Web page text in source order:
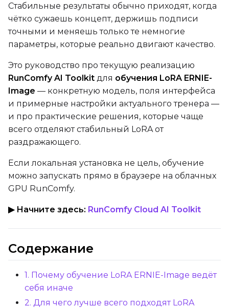
BF16
Save Every
TRAINING
Gradient Accumulation
Steps
AdamW8Bit
Стабильные результаты обычно приходят, когда
чётко сужаешь концепт, держишь подписи
точными и меняешь только те немногие
параметры, которые реально двигают качество.
Это руководство про текущую реализацию
RunComfy AI Toolkit для обучения LoRA ERNIE-
Image — конкретную модель, поля интерфейса
и примерные настройки актуального тренера —
и про практические решения, которые чаще
всего отделяют стабильный LoRA от
раздражающего.
Если локальная установка не цель, обучение
можно запускать прямо в браузере на облачных
GPU RunComfy.
▶ Начните здесь: RunComfy Cloud AI Toolkit
Содержание
1. Почему обучение LoRA ERNIE-Image ведёт
себя иначе
2. Для чего лучше всего подходят LoRA